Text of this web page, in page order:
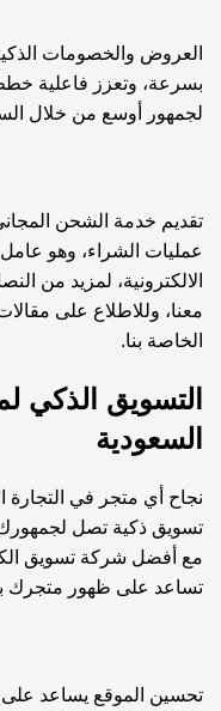
العروض والخصومات
بسرعة، وتعزز فاعلية
لجمهور أوسع من خلال
تقديم خدمة الشحن
عمليات الشراء، وهو
الالكترونية، لمزيد من
معنا، وللاطلاع على
الخاصة بنا.
التسويق الذكي
السعودية
نجاح أي متجر في التجارة
تسويق ذكية تصل لجمهورك
مع أفضل شركة تسويق
تساعد على ظهور
تحسين الموقع يساعد على